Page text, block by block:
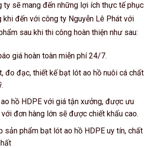
ty sẽ mang đến những lợi ích thực tế phục
khi đến với công ty Nguyễn Lê Phát với
sau khi thi công hoàn thiện như sau:
giá hoàn toàn miễn phí 24/7.
đo đạc, thiết kế bạt lót ao hồ nuôi cá chất
hồ HDPE với giá tận xưởng, được ưu
đơn hàng lớn sẽ được chiết khấu cao.
sản phẩm bạt lót ao hồ HDPE uy tín, chất